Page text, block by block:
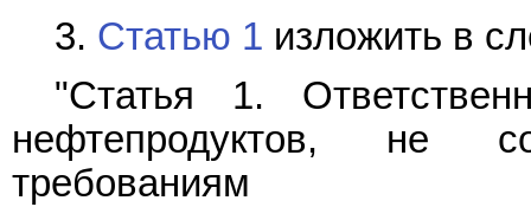
3. Статью 1 изложить в
"Статья 1.
нефтепродуктов, не
требованиям